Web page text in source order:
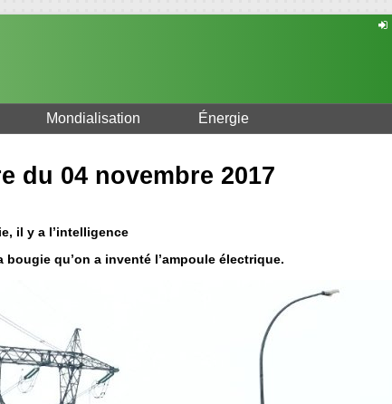
Mondialisation Énergie
du 04 novembre 2017
il y a l’intelligence
bougie qu’on a inventé l’ampoule électrique.